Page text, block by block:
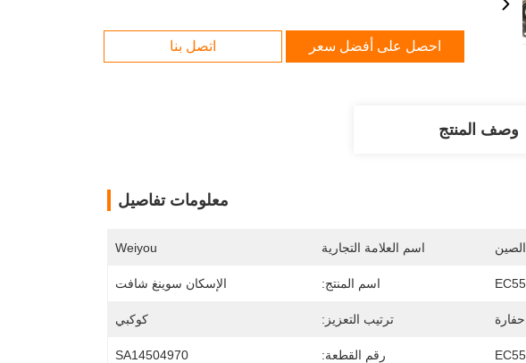
احصل على أفضل سعر اتصل بنا
وصف المنتج
معلومات تفاصيل
اسم العلامة التجارية Weiyou
اسم المنتج: الإسكان سوينغ شافت
حفارة ترتيب التعزيز: كوكبي
رقم القطعة: SA14504970